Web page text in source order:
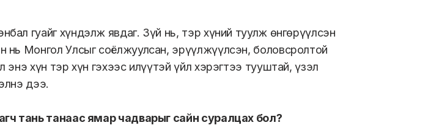
гуайг хүндэлж явдаг. Зүй нь, тэр хүний туулж өнгөрүүлсэн
нь Монгол Улсыг соёлжуулсан, эрүүлжүүлсэн, боловсролтой
хүн тэр хүн гэхээс илүүтэй үйл хэрэгтээ тууштай, үзэл
дээ.
тань танаас ямар чадварыг сайн суралцах бол?